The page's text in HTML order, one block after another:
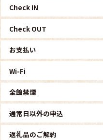
Check IN
Check OUT
お支払い
Wi-Fi
全館禁煙
通常日以外の申込
返礼品のご解約